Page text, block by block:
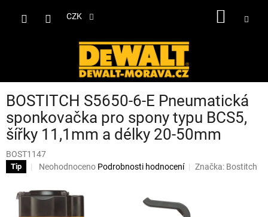
CZK
BOSTITCH S5650-6-E Pneumatická
sponkovačka pro spony typu BCS5,
šířky 11,1mm a délky 20-50mm
BOST1147
Tip
Průměrné
produktu
je
Neohodnoceno Podrobnosti hodnocení Značka: Bostitch